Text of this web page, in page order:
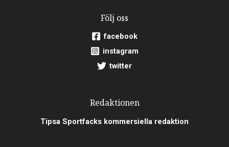
Följ oss
facebook
instagram
twitter
Redaktionen
Tipsa Sportfacks kommersiella redaktion